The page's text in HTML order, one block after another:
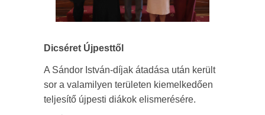
Dicséret Újpesttől
A Sándor István-díjak átadása után került
sor a valamilyen területen kiemelkedően
teljesítő újpesti diákok elismerésére.